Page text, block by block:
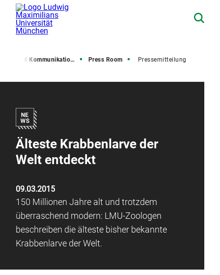
und Kommunikation (PuK) Press Room Pressemitteilung
Älteste Krabbenlarve der
Welt entdeckt
09.03.2015
150 Millionen Jahre alt und trotzdem
überraschend modern: LMU-Zoologen
beschreiben die älteste bisher bekannte
Krabbenlarve der Welt.